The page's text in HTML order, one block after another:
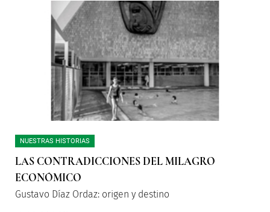
NUESTRAS HISTORIAS
LAS CONTRADICCIONES DEL MILAGRO
ECONÓMICO
Gustavo Díaz Ordaz: origen y destino